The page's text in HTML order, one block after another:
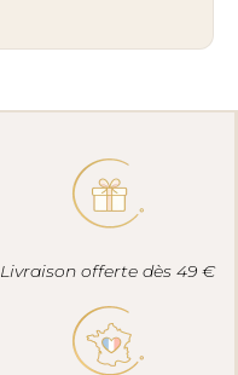
Livraison offerte dès 49 €